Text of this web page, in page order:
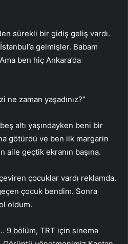
sürekli bir gidiş geliş vardı.
gelmişler. Babam
ben hiç Ankara’da
zaman yaşadınız?”
altı yaşındayken beni bir
götürdü ve ben ilk margarin
aile geçtik ekranın başına.
çocuklar vardı reklamda.
çocuk bendim. Sonra
oldum.
9 bölüm, TRT için sinema